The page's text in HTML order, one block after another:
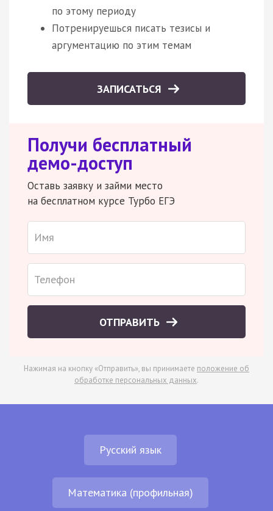
по этому периоду
Потренируешься писать тезисы и
аргументацию по этим темам
ЗАПИСАТЬСЯ
Получи бесплатный
демо-доступ
Оставь заявку и займи место
на бесплатном курсе Турбо ЕГЭ
ОТПРАВИТЬ
Нажимая на кнопку «Отправить», вы принимаете положение об
обработке персональных данных.
Русский язык
Математика (профильная)